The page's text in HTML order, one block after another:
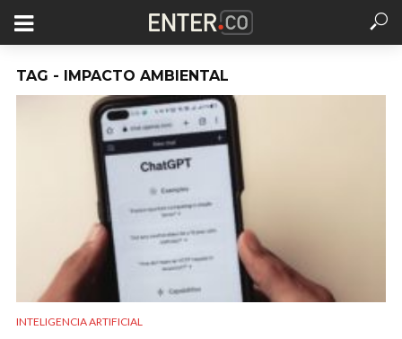
TAG - IMPACTO AMBIENTAL
INTELIGENCIA ARTIFICIAL